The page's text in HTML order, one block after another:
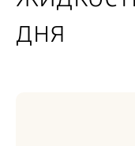
дня